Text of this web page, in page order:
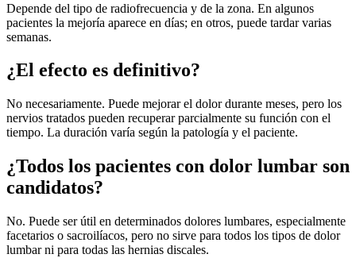
Depende del tipo de radiofrecuencia y de la zona. En algunos
pacientes la mejoría aparece en días; en otros, puede tardar varias
semanas.
¿El efecto es definitivo?
No necesariamente. Puede mejorar el dolor durante meses, pero los
nervios tratados pueden recuperar parcialmente su función con el
tiempo. La duración varía según la patología y el paciente.
¿Todos los pacientes con dolor lumbar son
candidatos?
No. Puede ser útil en determinados dolores lumbares, especialmente
facetarios o sacroilíacos, pero no sirve para todos los tipos de dolor
lumbar ni para todas las hernias discales.